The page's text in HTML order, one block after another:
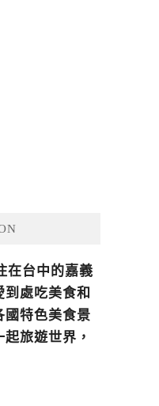
在台中的嘉義
處吃美食和
國特色美食景
旅遊世界，